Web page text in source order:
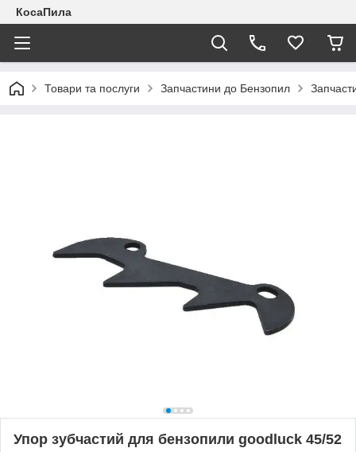
КосаПила
Товари та послуги Запчастини до Бензопил
Упор зубчастий для бензопили goodluck 45/52